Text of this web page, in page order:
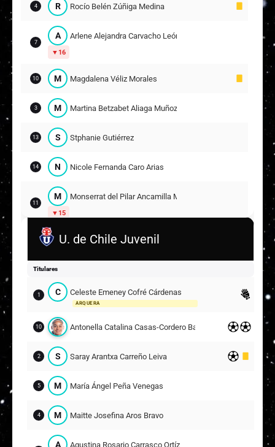
4 R Rocío Belén Zúñiga Medina
7
A Arlene Alejandra Carvacho León
16
10 M Magdalena Véliz Morales
3 M Martina Betzabet Aliaga Muñoz
13 S Stphanie Gutiérrez
14 N Nicole Fernanda Caro Arias
11
M Monserrat del Pilar Ancamilla Marín
15
V Valentina Gonzalez 17
5 M
Suplentes
ARQUERA
16
G
7
A Alondra Andrea Rivera Peña
11
M
U. de Chile Juvenil
Titulares
1 C Celeste Emeney Cofré Cárdenas
ARQUERA
10 Antonella Catalina Casas-Cordero Barrera
2 S Saray Arantxa Carreño Leiva
5 M María Ángel Peña Venegas
4 M Maitte Josefina Aros Bravo
A Agustina Rosario Carrasco Ortíz